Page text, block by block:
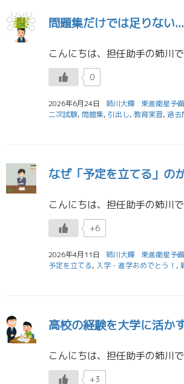
問題集だけでは足りない
0
2026年6月24日 姉川大輝
東進衛星予
二次試験, 問題集, 引出し, 教育実習, 過去
なぜ「予定を立てる」の
+6
2026年4月11日 姉川大輝
東進衛星予
予定を立てる, 入学・進学おめでとう！ ,
高校の経験を大学に活か
+3